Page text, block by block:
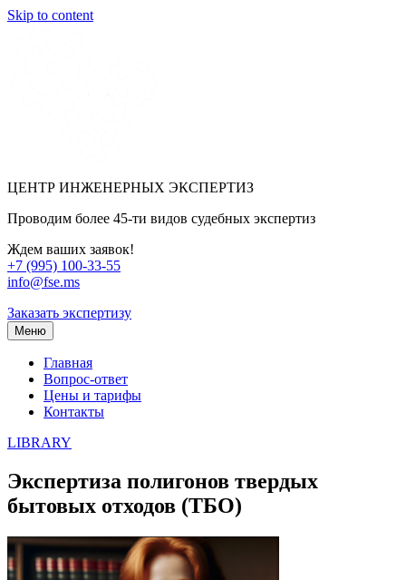
Skip to content
ЦЕНТР ИНЖЕНЕРНЫХ ЭКСПЕРТИЗ
Проводим более 45-ти видов судебных экспертиз
Ждем ваших заявок!
+7 (995) 100-33-55
info@fse.ms
Заказать экспертизу
Меню
Главная
Вопрос-ответ
Цены и тарифы
Контакты
LIBRARY
Экспертиза полигонов твердых
бытовых отходов (ТБО)